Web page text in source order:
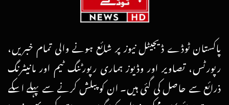
پاکستان ٹوڈے ڈیجیٹل نیوز پر شائع ہونے والی تمام خبریں،
رپورٹس، تصاویر اور وڈیوز ہماری رپورٹنگ ٹیم اور مانیٹرنگ
ذرائع سے حاصل کی گئی ہیں۔ ان کو پبلش کرنے سے پہلے اسکے